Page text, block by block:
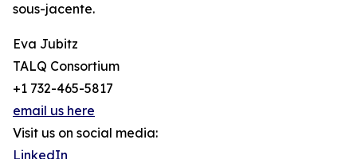
sous-jacente.
Eva Jubitz
TALQ Consortium
+1 732-465-5817
email us here
Visit us on social media:
LinkedIn